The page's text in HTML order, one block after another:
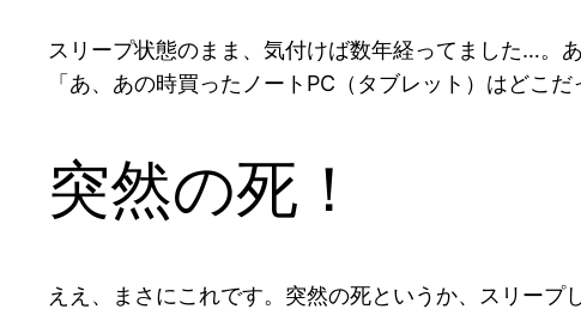
スリープ状態のまま、気付けば数年経ってました…。
「あ、あの時買ったノートPC（タブレット）はどこだ
突然の死！
ええ、まさにこれです。突然の死というか、スリー